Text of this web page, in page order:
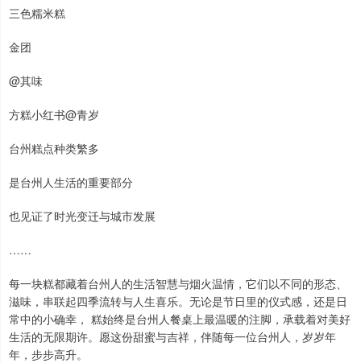
三色糯米糕
金团
@其味
方糕小红书@青岁
台州糕点种类繁多
是台州人生活的重要部分
也见证了时光变迁与城市发展
……
每一块糕都藏着台州人的生活智慧与烟火温情，它们以不同的形态、
滋味，串联起四季流转与人生喜乐。无论是节日里的仪式感，还是日
常中的小确幸， 糕始终是台州人餐桌上最温暖的注脚，承载着对美好
生活的无限期许。愿这份甜蜜与吉祥，伴随每一位台州人，岁岁年
年，步步高升。